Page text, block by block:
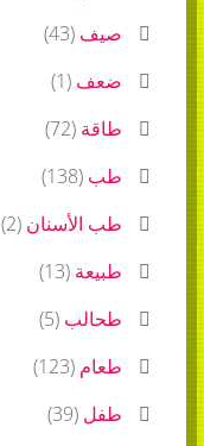
صيف (
43
)
ضعف (
1
)
طاقة (
72
)
طب (
138
)
طب الأسنان (
2
)
طبيعة (
13
)
طحالب (
5
)
طعام (
123
)
طفل (
39
)